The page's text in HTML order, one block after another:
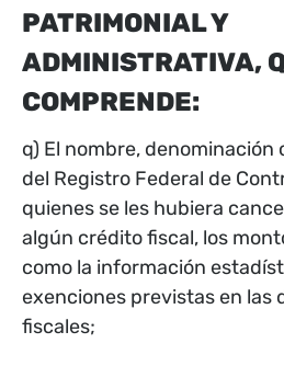
PATRIMONIAL Y
ADMINISTRATIVA,
COMPRENDE:
q) El nombre, denominación
del Registro Federal de
quienes se les hubiera
algún crédito fiscal, los
como la información
exenciones previstas en las
fiscales;